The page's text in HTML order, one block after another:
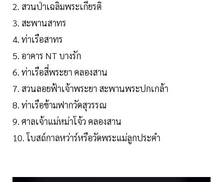
2. สวนป่าเฉลิมพระเกียรติ
3. สะพานสาทร
4. ท่าเรือสาทร
5. อาคาร NT บางรัก
6. ท่าเรือสี่พระยา คลองสาน
7. สวนลอยฟ้าเจ้าพระยา สะพานพระปกเกล้า
8. ท่าเรือข้ามฟากวัดสุวรรณ
9. ศาลเจ้าแม่หม่าโจ้ว คลองสาน
10. โบสถ์กาลหว่าร์หรือวัดพระแม่ลูกประคำ